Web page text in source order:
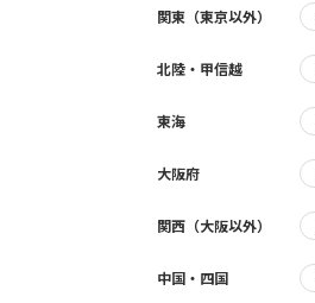
関東（東京以外）
北陸・甲信越
東海
大阪府
関西（大阪以外）
中国・四国